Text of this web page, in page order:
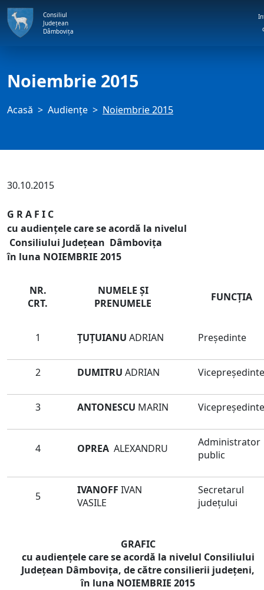
Consiliul
Județean
Dâmbovița
Noiembrie 2015
Acasă Audienţe Noiembrie 2015
30.10.2015
G R A F I C
cu audienţele care se acordă la nivelul
Consiliului Judeţean Dâmboviţa
în luna NOIEMBRIE 2015
NR.
CRT.
NUMELE ŞI
PRENUMELE
FUNCŢIA
1 ȚUȚUIANU ADRIAN Preşedinte
2 DUMITRU ADRIAN Vicepreședinte
3 ANTONESCU MARIN Vicepreședinte
4 OPREA ALEXANDRU
Administrator
public
5 IVANOFF IVAN
VASILE
Secretarul
judeţului
GRAFIC
cu audienţele care se acordă la nivelul Consiliului
Judeţean Dâmboviţa, de către consilierii județeni,
în luna NOIEMBRIE 2015